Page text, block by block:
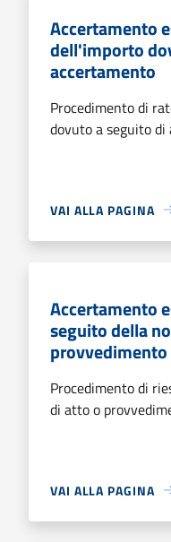
Accertamento
dell'importo
accertamento
Procedimento di
dovuto a seguito
VAI ALLA PAGINA
Accertamento
seguito della
Procedimento di
di atto o
VAI ALLA PAGINA